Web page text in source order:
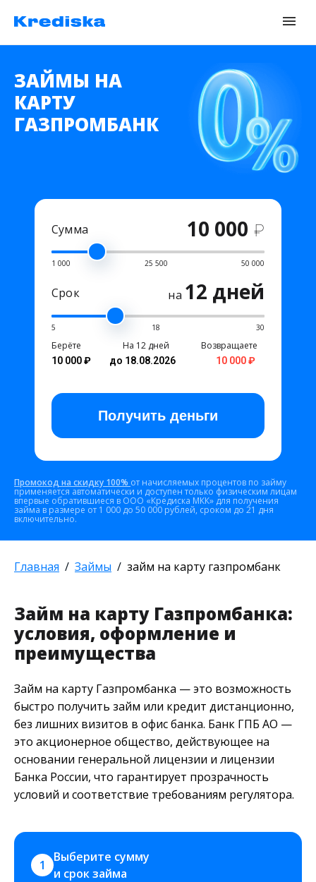
ЗАЙМЫ НА
КАРТУ
ГАЗПРОМБАНК
Сумма 10 000 ₽
1 000 25 500 50 000
Срок на 12 дней
5 18 30
Берёте
10 000 ₽
На 12 дней
до 18.08.2026
Возвращаете
10 000 ₽
Получить деньги
Промокод на скидку 100% от начисляемых процентов по займу
применяется автоматически и доступен только физическим лицам
впервые обратившиеся в ООО «Кредиска МКК» для получения
займа в размере от 1 000 до 50 000 рублей, сроком до 21 дня
включительно.
Главная Займы займ на карту газпромбанк
Займ на карту Газпромбанка:
условия, оформление и
преимущества
Займ на карту Газпромбанка — это возможность
быстро получить займ или кредит дистанционно,
без лишних визитов в офис банка. Банк ГПБ АО —
это акционерное общество, действующее на
основании генеральной лицензии и лицензии
Банка России, что гарантирует прозрачность
условий и соответствие требованиям регулятора.
1
Выберите сумму
и срок займа